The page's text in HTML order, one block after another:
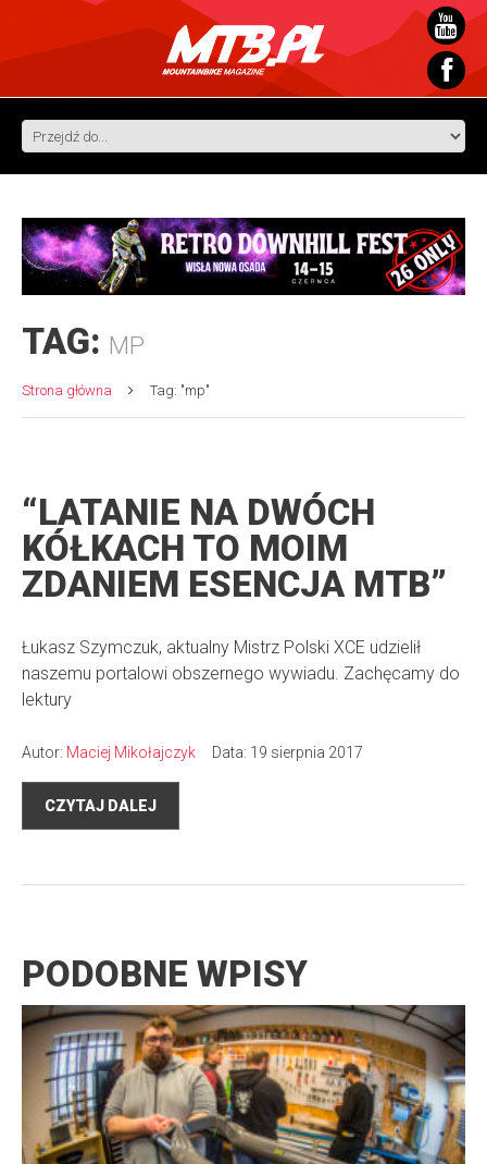
TAG: MP
Strona główna Tag: "mp"
“LATANIE NA DWÓCH
KÓŁKACH TO MOIM
ZDANIEM ESENCJA MTB”
Łukasz Szymczuk, aktualny Mistrz Polski XCE udzielił
naszemu portalowi obszernego wywiadu. Zachęcamy do
lektury
Autor: Maciej Mikołajczyk Data: 19 sierpnia 2017
CZYTAJ DALEJ
PODOBNE WPISY